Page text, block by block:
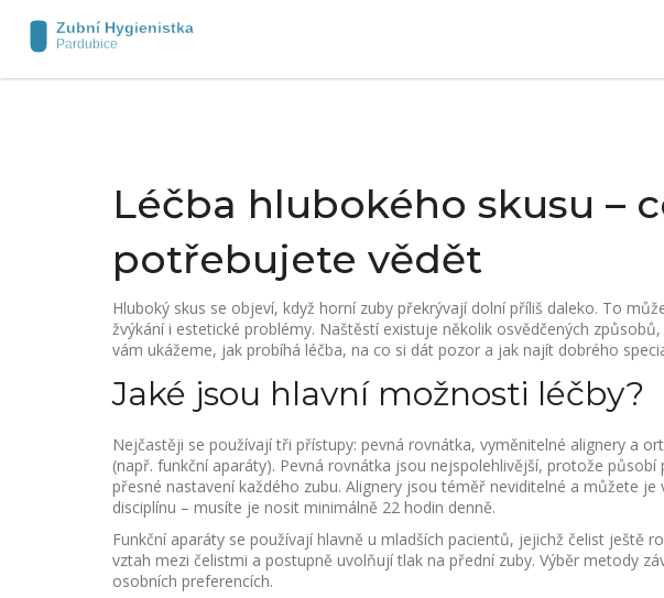
Léčba hlubokého skusu –
potřebujete vědět
Hluboký skus se objeví, když horní zuby překrývají dolní příliš daleko. To
žvýkání i estetické problémy. Naštěstí existuje několik osvědčených
vám ukážeme, jak probíhá léčba, na co si dát pozor a jak najít dobrého
Jaké jsou hlavní možnosti léčby?
Nejčastěji se používají tři přístupy: pevná rovnátka, vyměnitelné alignery a
(např. funkční aparáty). Pevná rovnátka jsou nejspolehlivější, protože
přesné nastavení každého zubu. Alignery jsou téměř neviditelné a můžete je
disciplínu – musíte je nosit minimálně 22 hodin denně.
Funkční aparáty se používají hlavně u mladších pacientů, jejichž čelist ještě
vztah mezi čelistmi a postupně uvolňují tlak na přední zuby. Výběr metody
osobních preferencích.